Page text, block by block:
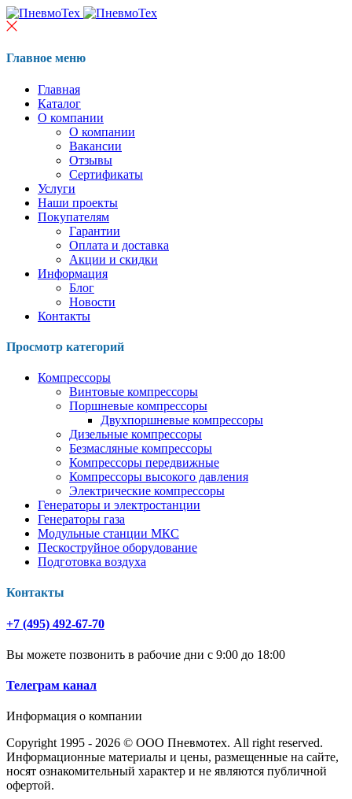
Главное меню
Главная
Каталог
О компании
О компании
Вакансии
Отзывы
Сертификаты
Услуги
Наши проекты
Покупателям
Гарантии
Оплата и доставка
Акции и скидки
Информация
Блог
Новости
Контакты
Просмотр категорий
Компрессоры
Винтовые компрессоры
Поршневые компрессоры
Двухпоршневые компрессоры
Дизельные компрессоры
Безмасляные компрессоры
Компрессоры передвижные
Компрессоры высокого давления
Электрические компрессоры
Генераторы и электростанции
Генераторы газа
Модульные станции МКС
Пескоструйное оборудование
Подготовка воздуха
Контакты
+7 (495) 492-67-70
Вы можете позвонить в рабочие дни с 9:00 до 18:00
Телеграм канал
Информация о компании
Copyright 1995 - 2026 © ООО Пневмотех. All right reserved.
Информационные материалы и цены, размещенные на сайте,
носят ознакомительный характер и не являются публичной
офертой.